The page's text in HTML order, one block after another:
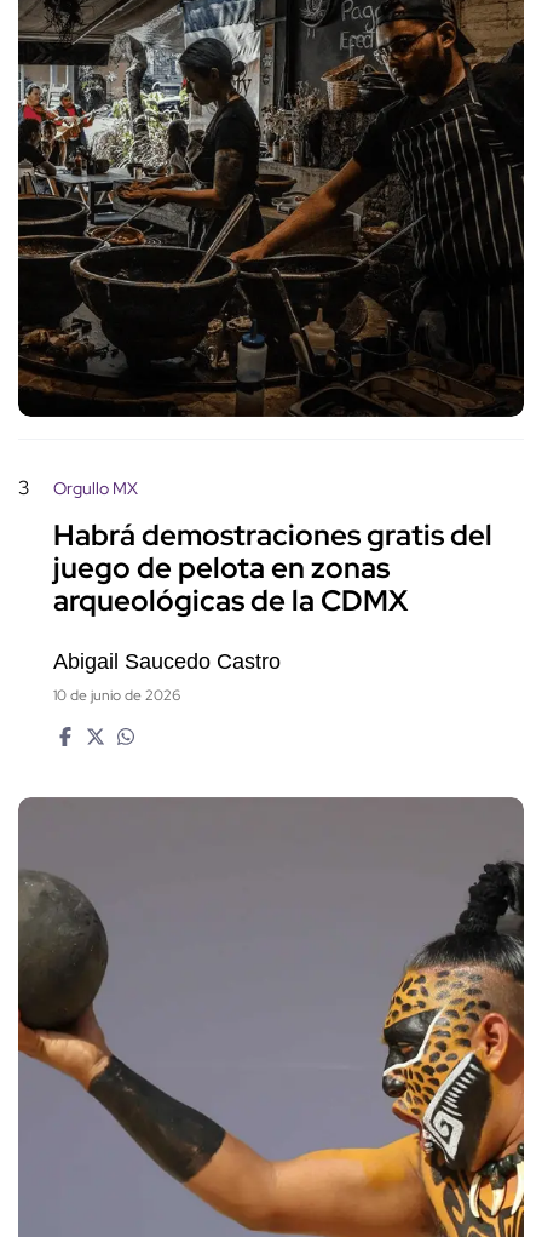
3 Orgullo MX
Habrá demostraciones gratis del
juego de pelota en zonas
arqueológicas de la CDMX
Abigail Saucedo Castro
10 de junio de 2026